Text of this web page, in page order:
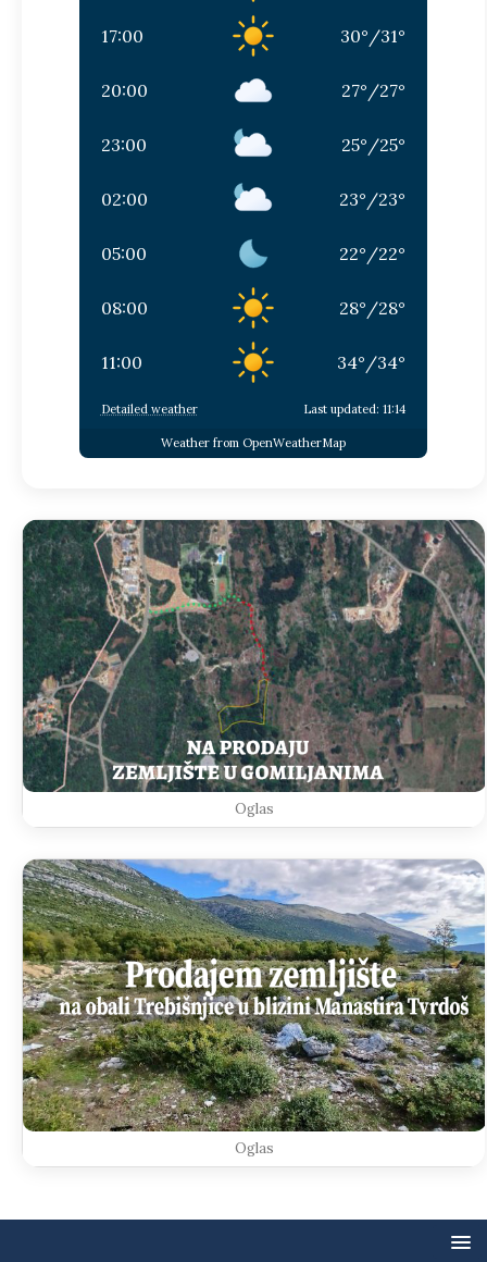
17:00 30° /31°
20:00 27° /27°
23:00 25° /25°
02:00 23° /23°
05:00 22° /22°
08:00 28° /28°
11:00 34° /34°
Detailed weather Last updated: 11:14
Weather from OpenWeatherMap
Oglas
Oglas